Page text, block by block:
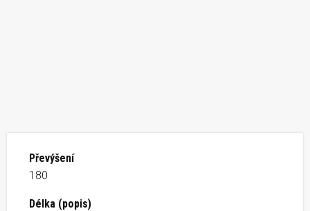
Převýšení
180
Délka (popis)